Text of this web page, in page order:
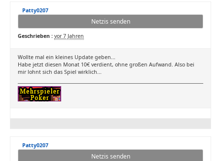
Patty0207
Netzis senden
Geschrieben : vor 7 Jahren
Wollte mal ein kleines Update geben...
Habe jetzt diesen Monat 10€ verdient, ohne großen Aufwand. Also bei
mir lohnt sich das Spiel wirklich...
Patty0207
Netzis senden